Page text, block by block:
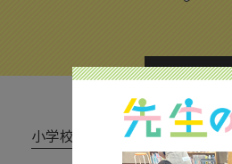
校種から探
小学校 (293) 中学校 (261)